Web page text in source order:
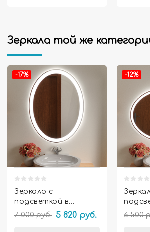
Зеркала той же

-17%
Зеркало с
подсветкой в
ванную комнату
7 000 руб. 5 820 руб.
-12%
6 500